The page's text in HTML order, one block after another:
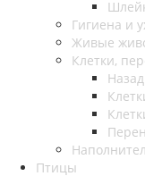
Гигиена и
Живые
Клетки,
Назад
Птицы